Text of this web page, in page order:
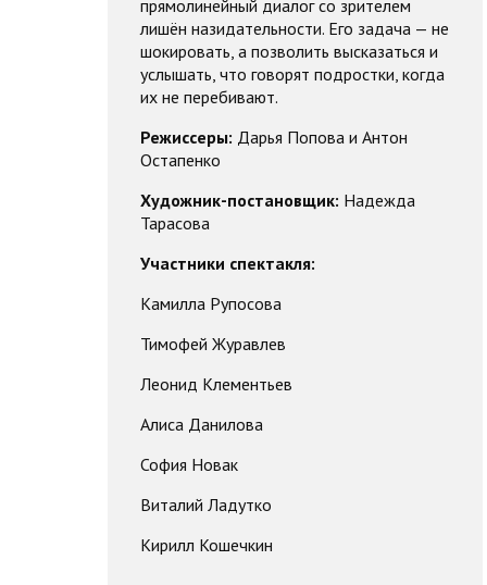
прямолинейный диалог со зрителем
лишён назидательности. Его задача — не
шокировать, а позволить высказаться и
услышать, что говорят подростки, когда
их не перебивают.
Режиссеры: Дарья Попова и Антон
Остапенко
Художник-постановщик: Надежда
Тарасова
Участники спектакля:
Камилла Рупосова
Тимофей Журавлев
Леонид Клементьев
Алиса Данилова
София Новак
Виталий Ладутко
Кирилл Кошечкин